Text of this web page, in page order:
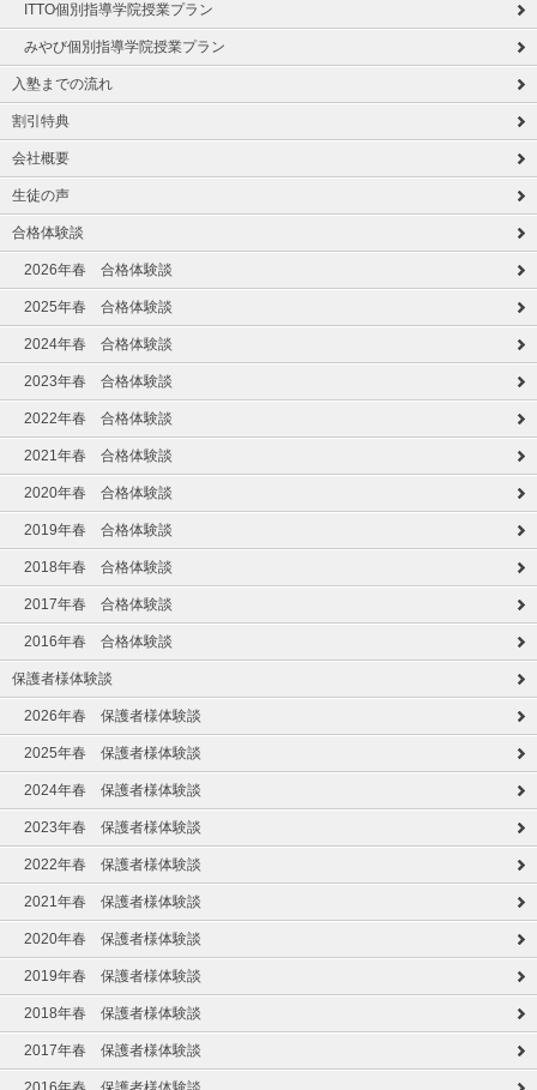
ITTO個別指導学院授業プラン
みやび個別指導学院授業プラン
入塾までの流れ
割引特典
会社概要
生徒の声
合格体験談
2026年春 合格体験談
2025年春 合格体験談
2024年春 合格体験談
2023年春 合格体験談
2022年春 合格体験談
2021年春 合格体験談
2020年春 合格体験談
2019年春 合格体験談
2018年春 合格体験談
2017年春 合格体験談
2016年春 合格体験談
保護者様体験談
2026年春 保護者様体験談
2025年春 保護者様体験談
2024年春 保護者様体験談
2023年春 保護者様体験談
2022年春 保護者様体験談
2021年春 保護者様体験談
2020年春 保護者様体験談
2019年春 保護者様体験談
2018年春 保護者様体験談
2017年春 保護者様体験談